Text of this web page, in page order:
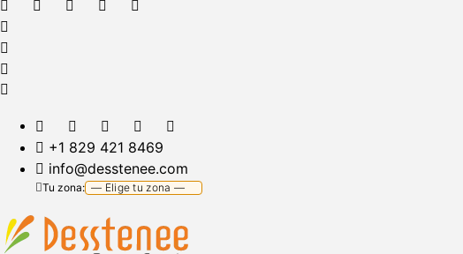
+1 829 421 8469
info@desstenee.com
Tu zona: